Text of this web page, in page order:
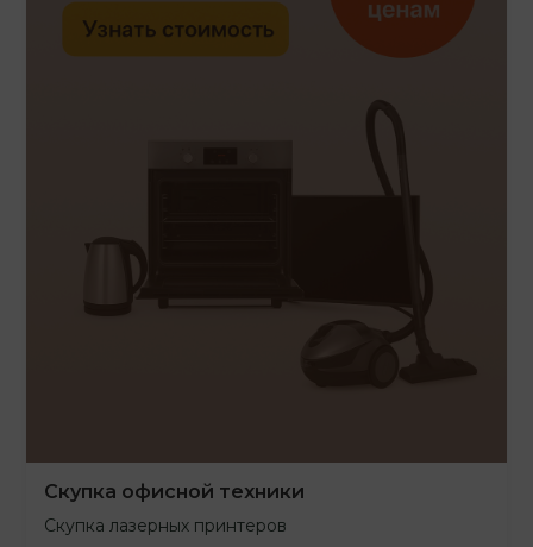
Скупка офисной техники
Скупка лазерных принтеров